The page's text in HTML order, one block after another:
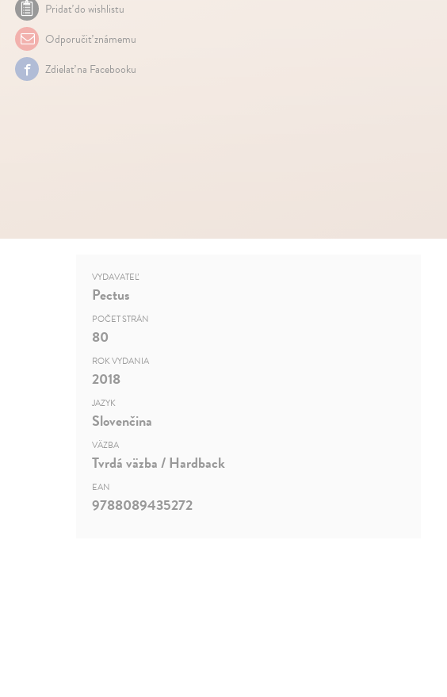
Pridať do wishlistu
Odporučiť známemu
Zdielať na Facebooku
VYDAVATEĽ
Pectus
POČET STRÁN
80
ROK VYDANIA
2018
JAZYK
Slovenčina
VÄZBA
Tvrdá väzba / Hardback
EAN
9788089435272